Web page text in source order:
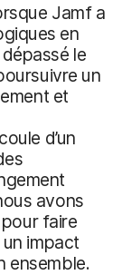
Jamf a
en
le
un
et
d’un
avons
pour faire
impact
ensemble.